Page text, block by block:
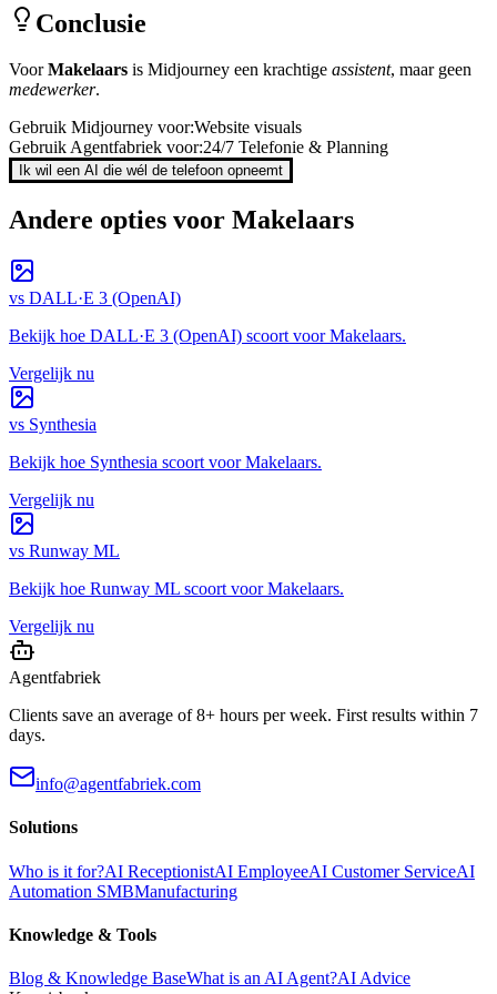
Conclusie
VoorMakelaars is Midjourney een krachtige assistent, maar geen
medewerker.
Gebruik Midjourney voor:Website visuals
Gebruik Agentfabriek voor:24/7 Telefonie & Planning
Ik wil een AI die wél de telefoon opneemt
Andere opties voor Makelaars
vs DALL·E 3 (OpenAI)
Bekijk hoe DALL·E 3 (OpenAI) scoort voorMakelaars.
Vergelijk nu
vs Synthesia
Bekijk hoe Synthesia scoort voorMakelaars.
Vergelijk nu
vs Runway ML
Bekijk hoe Runway ML scoort voorMakelaars.
Vergelijk nu
Agentfabriek
Clients save an average of 8+ hours per week. First results within 7
days.
info@agentfabriek.com
Solutions
Who is it for?AI ReceptionistAI EmployeeAI Customer ServiceAI
Automation SMBManufacturing
Knowledge & Tools
Blog & Knowledge BaseWhat is an AI Agent?AI Advice